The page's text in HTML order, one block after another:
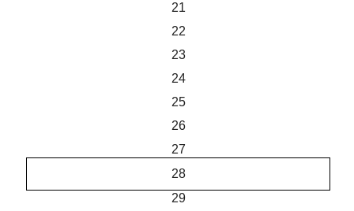
21
22
23
24
25
26
27
28
29